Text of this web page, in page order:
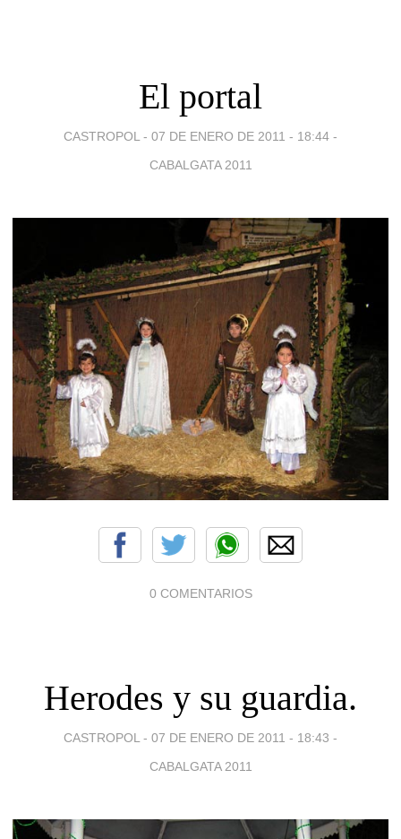
El portal
CASTROPOL - 07 DE ENERO DE 2011 - 18:44 -
CABALGATA 2011
0 COMENTARIOS
Herodes y su guardia.
CASTROPOL - 07 DE ENERO DE 2011 - 18:43 -
CABALGATA 2011